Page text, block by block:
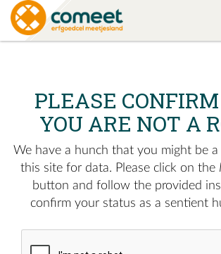
PLEASE
YOU ARE NOT A
We have a hunch that you might be
this site for data. Please click on the
button and follow the provided
confirm your status as a sentient